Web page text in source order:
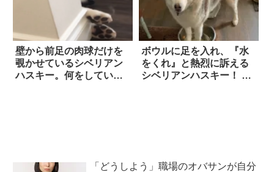
壁から前足の肉球だけを
覗かせているシベリアン
ハスキー。何をしている
ボウルに足を入れ、『水
をくれ』と熱烈に訴える
シベリアンハスキー！ 飼
「どうしよう」職場のオバサンが自分